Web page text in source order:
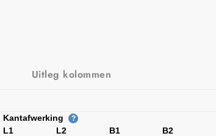
Uitleg kolommen
Kantafwerking ?
L1 L2 B1 B2